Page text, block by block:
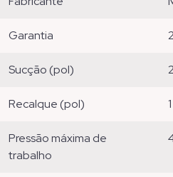
garantia
sucção (pol)
recalque (pol)
pressão máxima de
trabalho